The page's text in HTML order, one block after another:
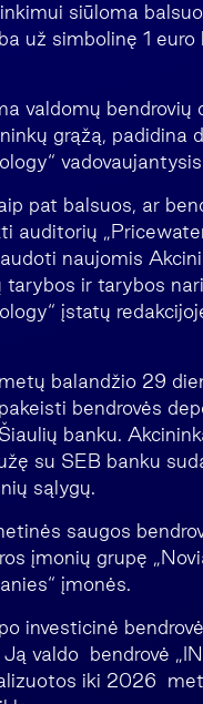
siūloma
už simbolinę 1 euro
valdomų
grąžą,
pat balsuos, ar
auditorių
naujomis
ir tarybos
įstatų
balandžio 29
bendrovės
banku.
su SEB banku
sąlygų.
saugos
įmonių grupę
įmonės.
investicinė
valdo bendrovė
iki 2026